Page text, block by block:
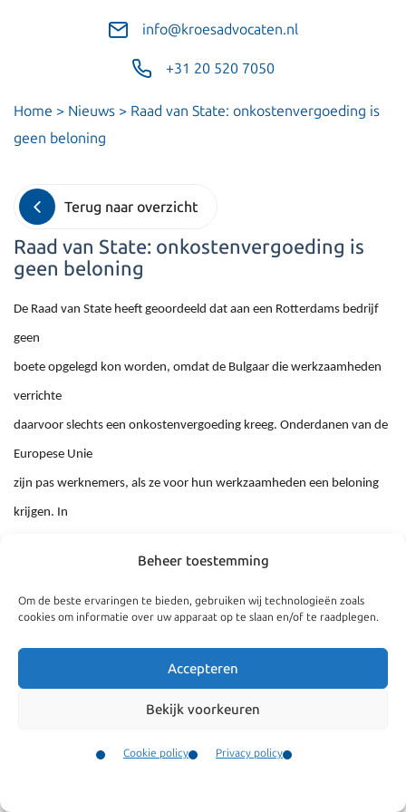
Beheer toestemming
Om de beste ervaringen te bieden, gebruiken wij technologieën zoals
cookies om informatie over uw apparaat op te slaan en/of te raadplegen.
Accepteren
Bekijk voorkeuren
Cookie policy Privacy policy
info@kroesadvocaten.nl
+31 20 520 7050
Home > Nieuws > Raad van State: onkostenvergoeding is
geen beloning
Terug naar overzicht
Raad van State: onkostenvergoeding is
geen beloning
De Raad van State heeft geoordeeld dat aan een Rotterdams bedrijf
geen
boete opgelegd kon worden, omdat de Bulgaar die werkzaamheden
verrichte
daarvoor slechts een onkostenvergoeding kreeg. Onderdanen van de
Europese Unie
zijn pas werknemers, als ze voor hun werkzaamheden een beloning
krijgen. In
en een broodje. Volgens advocaat Pieter Krop was er slechts sprake
hem hierin
gelijk. De boete, die door de rechtbank al van € 24.000 naar € 12.000